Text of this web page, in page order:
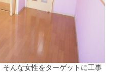
んな女性をターゲットに工事